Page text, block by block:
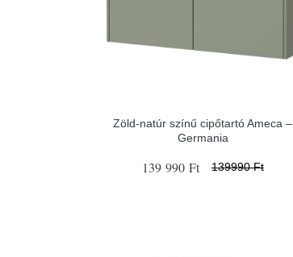
Zöld-natúr színű cipőtartó Ameca –
Germania
139 990 Ft 139990 Ft